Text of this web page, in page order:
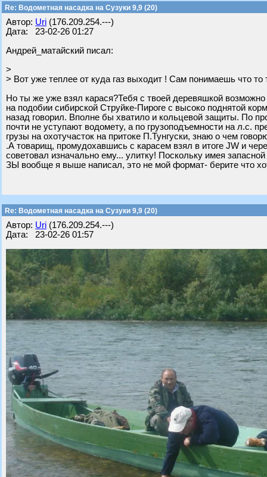
Re: Водометная насадка на Сузуки 9,9 (20)
Автор: Uri (176.209.254.---)
Дата: 23-02-26 01:27
Андрей_матайский писал:
>
> Вот уже теплее от куда газ выходит ! Сам понимаешь что то
Но ты же уже взял карася?Тебя с твоей деревяшкой
на подобии сибирской Струйке-Пироге с высоко поднятой
назад говорил. Вполне бы хватило и кольцевой защиты. По
почти не уступают водомету, а по грузоподъемности на л.с.
грузы на охотучасток на притоке П.Тунгуски, знаю о чем
.А товарищ, промудохавшись с карасем взял в итоге JW и
советовал изначально ему... улитку! Поскольку имея
ЗЫ вообще я выше написал, это не мой формат- берите что
Re: Водометная насадка на Сузуки 9,9 (20)
Автор: Uri (176.209.254.---)
Дата: 23-02-26 01:57